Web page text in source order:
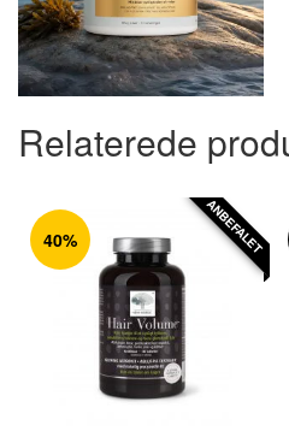
Relaterede
40% ANBEFALET